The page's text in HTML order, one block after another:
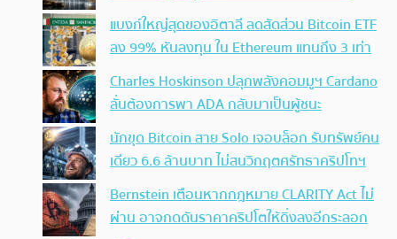
แบงก์ใหญ่สุดของอิตาลี ลดสัดส่วน Bitcoin ETF
ลง 99% หันลงทุน ใน Ethereum แทนถึง 3 เท่า
Charles Hoskinson ปลุกพลังคอมมูฯ Cardano
ลั่นต้องการพา ADA กลับมาเป็นผู้ชนะ
นักขุด Bitcoin สาย Solo เจอบล็อก รับทรัพย์คน
เดียว 6.6 ล้านบาท ไม่สนวิกฤตศรัทธาคริปโทฯ
Bernstein เตือนหากกฎหมาย CLARITY Act ไม่
ผ่าน อาจกดดันราคาคริปโตให้ดิ่งลงอีกระลอก